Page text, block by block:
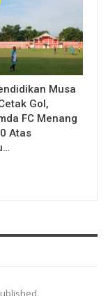
Musa
Gol,
FC Menang
Atas